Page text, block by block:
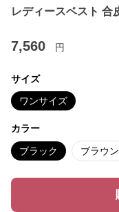
レディースベスト 合
7,560 円
サイズ
ワンサイズ
カラー
ブラック ブラウン